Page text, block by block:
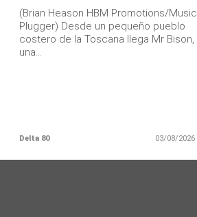
(Brian Heason HBM Promotions/Music
Plugger) Desde un pequeño pueblo
costero de la Toscana llega Mr Bison,
una...
Delta 80 03/08/2026